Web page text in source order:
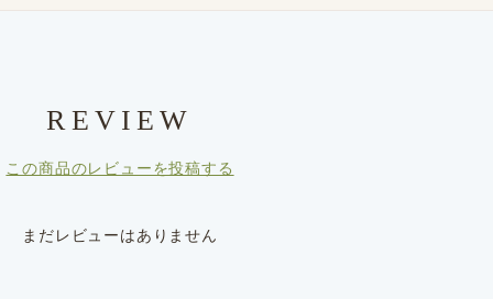
REVIEW
この商品のレビューを投稿する
まだレビューはありません